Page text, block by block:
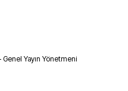
Yayın Yönetmeni